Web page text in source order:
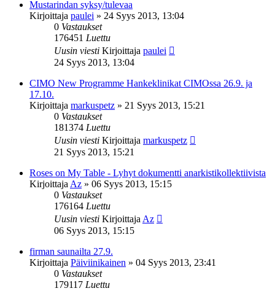
Mustarindan syksy/tulevaa
Kirjoittaja paulei » 24 Syys 2013, 13:04
0 Vastaukset
176451 Luettu
Uusin viesti Kirjoittaja paulei
24 Syys 2013, 13:04
CIMO New Programme Hankeklinikat CIMOssa 26.9. ja
17.10.
Kirjoittaja markuspetz » 21 Syys 2013, 15:21
0 Vastaukset
181374 Luettu
Uusin viesti Kirjoittaja markuspetz
21 Syys 2013, 15:21
Roses on My Table - Lyhyt dokumentti anarkistikollektiivista
Kirjoittaja Az » 06 Syys 2013, 15:15
0 Vastaukset
176164 Luettu
Uusin viesti Kirjoittaja Az
06 Syys 2013, 15:15
firman saunailta 27.9.
Kirjoittaja Päiviinikainen » 04 Syys 2013, 23:41
0 Vastaukset
179117 Luettu